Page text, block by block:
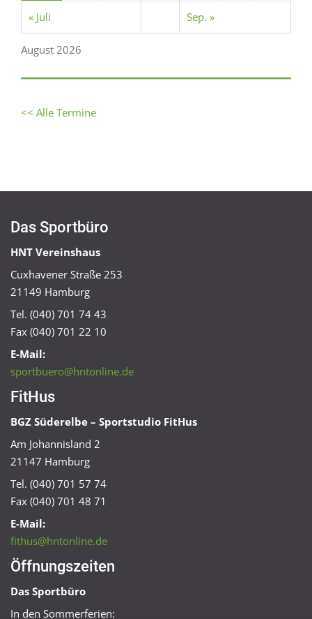
August 2026
« Juli Sep. »
<< Alle Termine
Das Sportbüro
HNT Vereinshaus
Cuxhavener Straße 253
21149 Hamburg
Tel. (040) 701 74 43
Fax (040) 701 22 10
E-Mail:
sportbuero@hntonline.de
FitHus
BGZ Süderelbe – Sportstudio FitHus
Am Johannisland 2
21147 Hamburg
Tel. (040) 701 57 74
Fax (040) 701 48 71
E-Mail:
fithus@hntonline.de
Öffnungszeiten
Das Sportbüro
In den Sommerferien: